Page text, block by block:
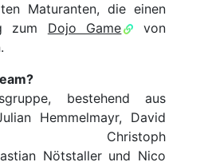
Maturanten, die einen
zum Dojo Game
von
bestehend aus
Hemmelmayr, David
Christoph
Nötstaller und Nico